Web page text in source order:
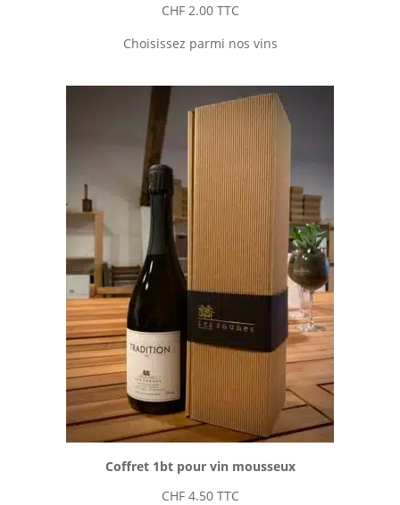
CHF2.00 TTC
Choisissez parmi nos vins
Coffret 1bt pour vin mousseux
CHF4.50 TTC